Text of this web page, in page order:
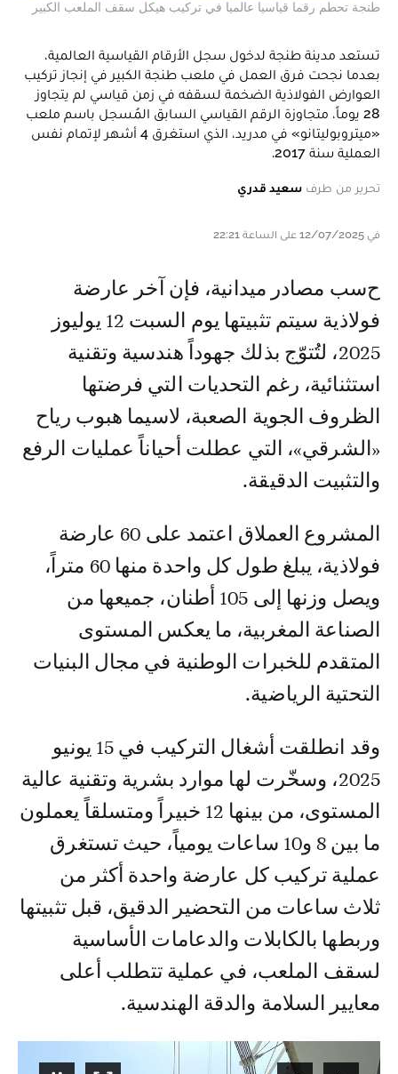
طنجة تحطم رقما قياسيا عالميا في تركيب هيكل سقف الملعب الكبير
تستعد مدينة طنجة لدخول سجل الأرقام القياسية العالمية،
بعدما نجحت فرق العمل في ملعب طنجة الكبير في إنجاز تركيب
العوارض الفولاذية الضخمة لسقفه في زمن قياسي لم يتجاوز
28 يوماً، متجاوزة الرقم القياسي السابق المُسجل باسم ملعب
«ميتروبوليتانو» في مدريد، الذي استغرق 4 أشهر لإتمام نفس
العملية سنة 2017.
تحرير من طرف سعيد قدري
في 12/07/2025 على الساعة 22:21
حسب مصادر ميدانية، فإن آخر عارضة
فولاذية سيتم تثبيتها يوم السبت 12 يوليوز
2025، لتُتوّج بذلك جهوداً هندسية وتقنية
استثنائية، رغم التحديات التي فرضتها
الظروف الجوية الصعبة، لاسيما هبوب رياح
«الشرقي»، التي عطلت أحياناً عمليات الرفع
والتثبيت الدقيقة.
المشروع العملاق اعتمد على 60 عارضة
فولاذية، يبلغ طول كل واحدة منها 60 متراً،
ويصل وزنها إلى 105 أطنان، جميعها من
الصناعة المغربية، ما يعكس المستوى
المتقدم للخبرات الوطنية في مجال البنيات
التحتية الرياضية.
وقد انطلقت أشغال التركيب في 15 يونيو
2025، وسخّرت لها موارد بشرية وتقنية عالية
المستوى، من بينها 12 خبيراً ومتسلقاً يعملون
ما بين 8 و10 ساعات يومياً، حيث تستغرق
عملية تركيب كل عارضة واحدة أكثر من
ثلاث ساعات من التحضير الدقيق، قبل تثبيتها
وربطها بالكابلات والدعامات الأساسية
لسقف الملعب، في عملية تتطلب أعلى
معايير السلامة والدقة الهندسية.